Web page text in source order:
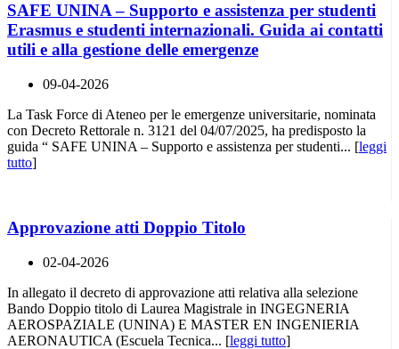
SAFE UNINA – Supporto e assistenza per studenti
Erasmus e studenti internazionali. Guida ai contatti
utili e alla gestione delle emergenze
09-04-2026
La Task Force di Ateneo per le emergenze universitarie, nominata
con Decreto Rettorale n. 3121 del 04/07/2025, ha predisposto la
guida “ SAFE UNINA – Supporto e assistenza per studenti... [leggi
tutto]
Approvazione atti Doppio Titolo
02-04-2026
In allegato il decreto di approvazione atti relativa alla selezione
Bando Doppio titolo di Laurea Magistrale in INGEGNERIA
AEROSPAZIALE (UNINA) E MASTER EN INGENIERIA
AERONAUTICA (Escuela Tecnica... [leggi tutto]